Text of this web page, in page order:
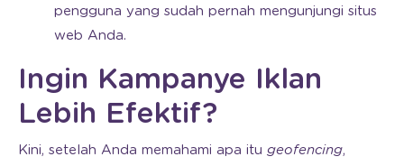
pengguna yang sudah pernah mengunjungi situs
web Anda.
Ingin Kampanye Iklan
Lebih Efektif?
Kini, setelah Anda memahami apa itu geofencing,